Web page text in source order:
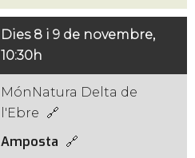
Dies 8 i 9 de novembre,
10:30h
MónNatura Delta de
l'Ebre
Amposta